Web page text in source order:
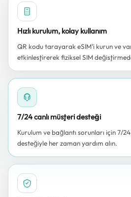
Hızlı kurulum, kolay kullanım
QR kodu tarayarak eSIM’i kurun ve
etkinleştirerek fiziksel SIM
7/24 canlı müşteri desteği
Kurulum ve bağlantı sorunları için 7/
desteğiyle her zaman yardım alın.